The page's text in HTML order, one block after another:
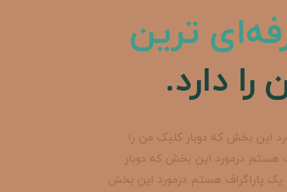
ترین
دارد.
این بخش که دوبار کلیک من را
هستم درمورد این بخش که دوبار
پاراگراف هستم درمورد این بخش